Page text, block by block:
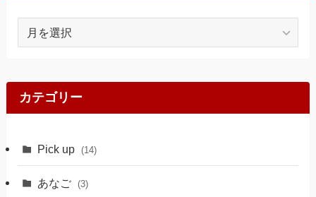
ブ
カテゴリー
Pick up (14)
あなご (3)